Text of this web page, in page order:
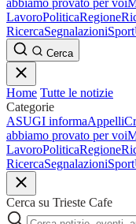
abbiamo provato per voi
LavoroPoliticaRegione
RicercaSegnalazioniSport
Cerca
Home Tutte le notizie
Categorie
ASUGI informaAppelli
abbiamo provato per voi
LavoroPoliticaRegione
RicercaSegnalazioniSport
Cerca su Trieste Cafe